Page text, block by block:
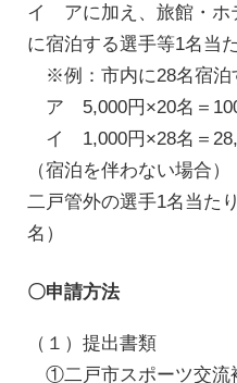
イ アに加え、旅館・ホ
に宿泊する選手等1名当
※例：市内に28名宿
ア 5,000円×20名＝
イ 1,000円×28名＝
（宿泊を伴わない場合）
二戸管外の選手1名当た
名）
〇申請方法
（１）提出書類
①二戸市スポーツ交流